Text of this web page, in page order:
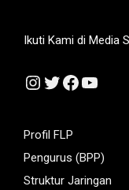
Ikuti Kami di Media
Instagram
Twitter
Profil FLP
Pengurus (BPP)
Struktur Jaringan